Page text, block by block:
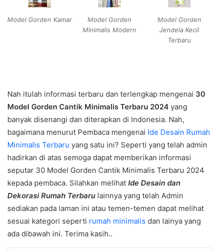
Model Gorden Kamar
Model Gorden
Minimalis Modern
Model Gorden
Jendela Kecil
Terbaru
Nah itulah informasi terbaru dan terlengkap mengenai 30
Model Gorden Cantik Minimalis Terbaru 2024 yang
banyak disenangi dan diterapkan di Indonesia. Nah,
bagaimana menurut Pembaca mengenai Ide Desain Rumah
Minimalis Terbaru yang satu ini? Seperti yang telah admin
hadirkan di atas semoga dapat memberikan informasi
seputar 30 Model Gorden Cantik Minimalis Terbaru 2024
kepada pembaca. Silahkan melihat Ide Desain dan
Dekorasi Rumah Terbaru lainnya yang telah Admin
sediakan pada laman ini atau temen-temen dapat melihat
sesuai kategori seperti rumah minimalis dan lainya yang
ada dibawah ini. Terima kasih..